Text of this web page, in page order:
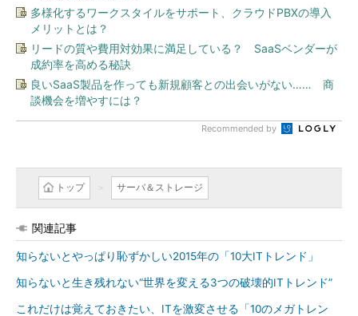
多様化するワークスタイルをサポート、クラウドPBXの導入
メリットとは？
リードの質や費用対効果に満足している？ SaaSベンダーが
成約率を高める秘訣
良いSaaS製品を作っても新規顧客との出会いがない…… 商
談機会を増やすには？
Recommended by
トップ サーバ＆ストレージ
関連記事
知らないとやっぱり恥ずかしい2015年の「10大ITトレンド」
知らないと生き残れない“世界を変える3つの破壊的ITトレンド”
これだけは覚えておきたい、ITを激変させる「10のメガトレン